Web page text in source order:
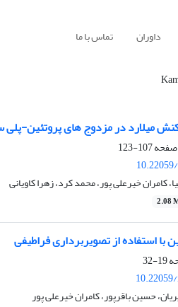
داوران تماس با ما
میلارد در مزدوج های پروتئین-
107-123
خیرعلی پور، محمد کرد، زهرا کاویانی
2.08
با استفاده از تصویربرداری فراطیفی
19-32
حسین باقرپور، کامران خیرعلی پور